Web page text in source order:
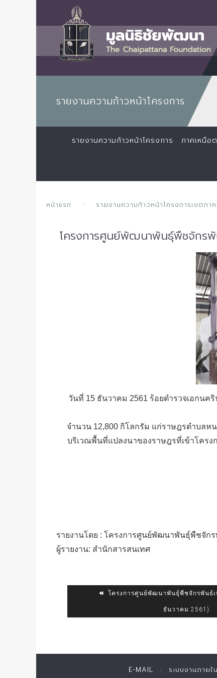
รายงานความก้าวหน้าโครงการ
รายงานความก้าวหน้าโครงการ ภาคเหนือ
หน้าแรก รายงานความก้าวหน้าโครงการเขตภา
โครงการศูนย์พัฒนาพันธุ์พืชจักร
วันที่ 15 ธันวาคม 2561 ร้อยตำรวจเอกน
จำนวน 12,800 กิโลกรัม แก่ราษฎรตำบลห
บริเวณพื้นที่แปลงนาของราษฎรที่เข้าโครง
รายงานโดย : โครงการศูนย์พัฒนาพันธุ์พืชจัก
ผู้รายงาน: สำนักสารสนเทศ
โครงการศูนย์พัฒนาพันธุ์พืชจักรพันธ์
ธันวาคม 2561)
E-MAIL ระบบงานภายใน